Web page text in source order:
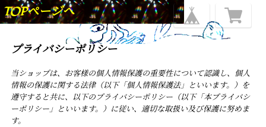
TOPページへ
プライバシーポリシー
当ショップは、お客様の個人情報保護の重要性について認識し、個人
情報の保護に関する法律（以下「個人情報保護法」といいます。）を
遵守すると共に、以下のプライバシーポリシー（以下「本プライバシ
ーポリシー」といいます。）に従い、適切な取扱い及び保護に努めま
す。